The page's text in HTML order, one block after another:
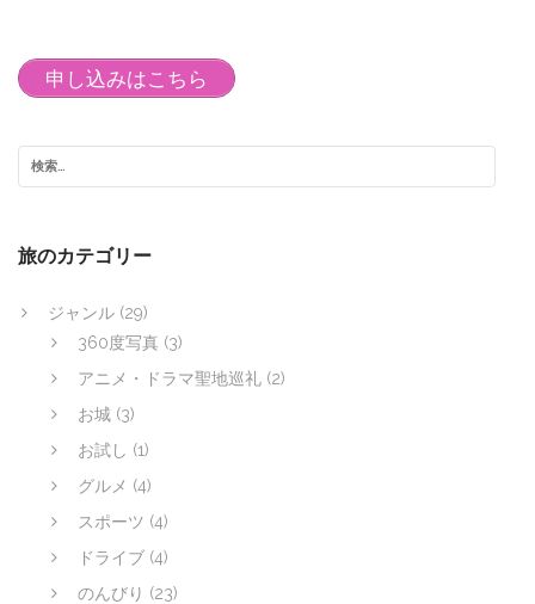
申し込みはこちら
旅のカテゴリー
ジャンル (29)
360度写真 (3)
アニメ・ドラマ聖地巡礼 (2)
お城 (3)
お試し (1)
グルメ (4)
スポーツ (4)
ドライブ (4)
のんびり (23)